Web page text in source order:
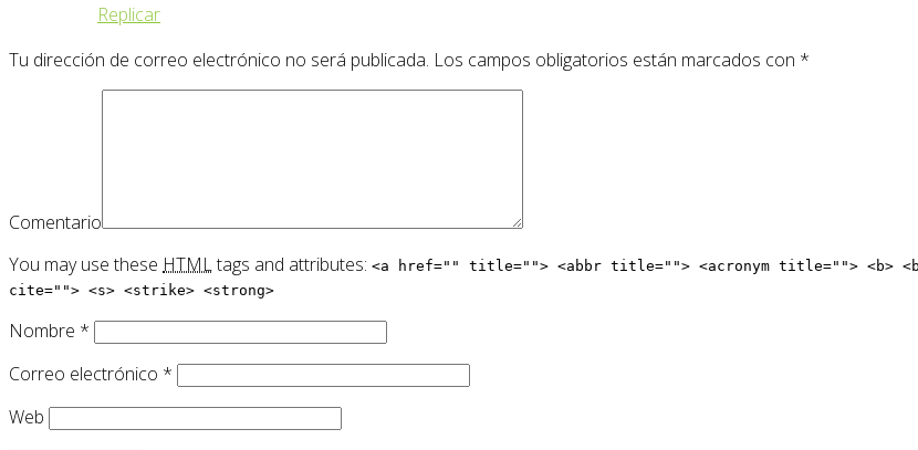
Replicar
Tu dirección de correo electrónico no será publicada. Los campos obligatorios están marcados con *
Comentario
You may use these HTMLtags and attributes: <a href="" title=""> <abbr title=""> <acronym title=""> <b>
cite=""> <s> <strike> <strong>
Nombre *
Correo electrónico *
Web